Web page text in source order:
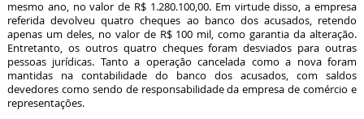
mesmo ano, no valor de R$ 1.280.100,00. Em virtude disso, a empresa
referida devolveu quatro cheques ao banco dos acusados, retendo
apenas um deles, no valor de R$ 100 mil, como garantia da alteração.
Entretanto, os outros quatro cheques foram desviados para outras
pessoas jurídicas. Tanto a operação cancelada como a nova foram
mantidas na contabilidade do banco dos acusados, com saldos
devedores como sendo de responsabilidade da empresa de comércio e
representações.